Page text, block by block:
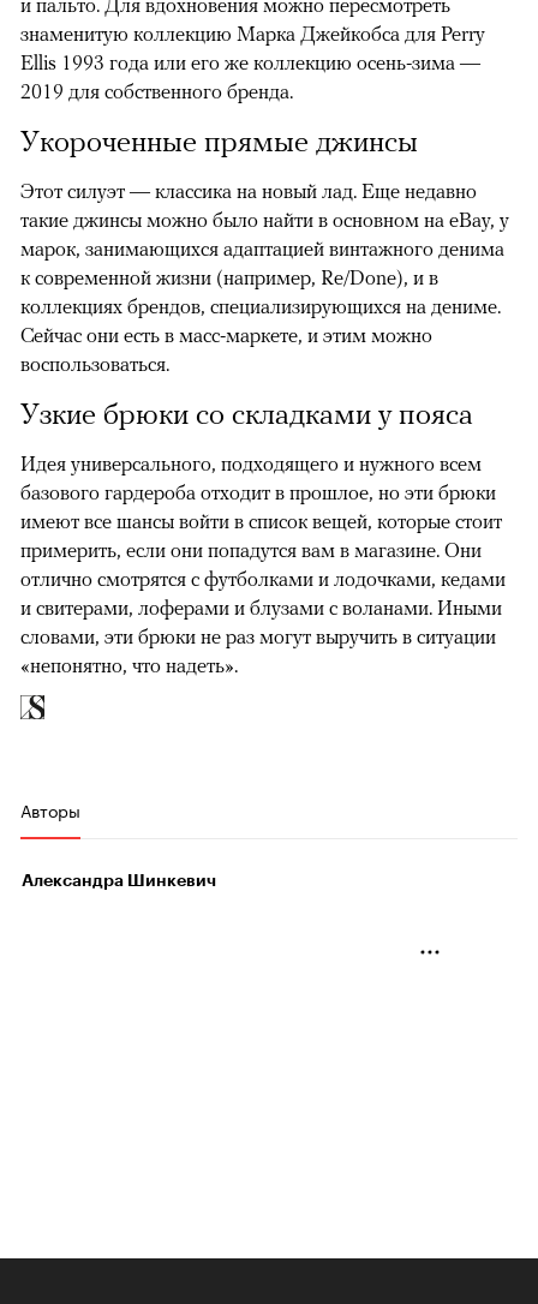
и пальто. Для вдохновения можно пересмотреть
знаменитую коллекцию Марка Джейкобса для Perry
Ellis 1993 года или его же коллекцию осень-зима —
2019 для собственного бренда.
Укороченные прямые джинсы
Этот силуэт — классика на новый лад. Еще недавно
такие джинсы можно было найти в основном на eBay, у
марок, занимающихся адаптацией винтажного денима
к современной жизни (например, Re/Done), и в
коллекциях брендов, специализирующихся на дениме.
Сейчас они есть в масс-маркете, и этим можно
воспользоваться.
Узкие брюки со складками у пояса
Идея универсального, подходящего и нужного всем
базового гардероба отходит в прошлое, но эти брюки
имеют все шансы войти в список вещей, которые стоит
примерить, если они попадутся вам в магазине. Они
отлично смотрятся с футболками и лодочками, кедами
и свитерами, лоферами и блузами с воланами. Иными
словами, эти брюки не раз могут выручить в ситуации
«непонятно, что надеть».
Авторы
Александра Шинкевич